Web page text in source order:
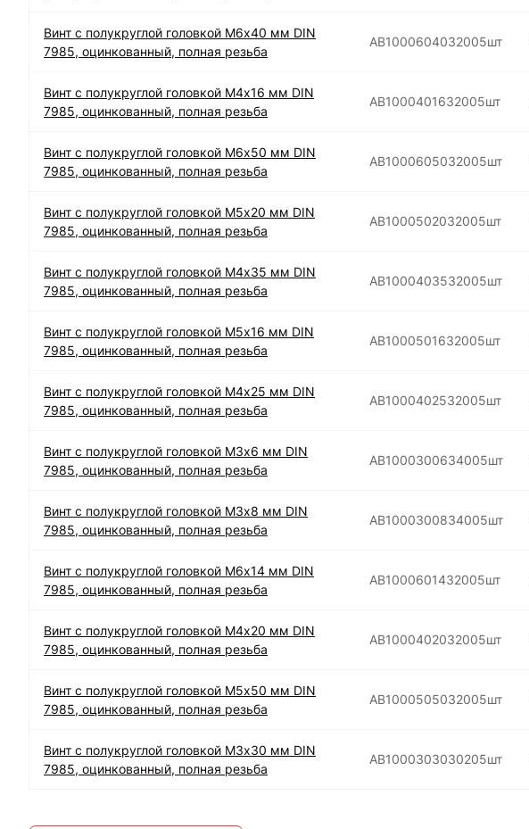
Винт с полукруглой головкой М6х40 мм DIN
7985, оцинкованный, полная резьба
АВ1000604032005шт
Винт с полукруглой головкой М4х16 мм DIN
7985, оцинкованный, полная резьба
АВ1000401632005шт
Винт с полукруглой головкой М6х50 мм DIN
7985, оцинкованный, полная резьба
АВ1000605032005шт
Винт с полукруглой головкой М5х20 мм DIN
7985, оцинкованный, полная резьба
АВ1000502032005шт
Винт с полукруглой головкой М4х35 мм DIN
7985, оцинкованный, полная резьба
АВ1000403532005шт
Винт с полукруглой головкой М5х16 мм DIN
7985, оцинкованный, полная резьба
АВ1000501632005шт
Винт с полукруглой головкой М4х25 мм DIN
7985, оцинкованный, полная резьба
АВ1000402532005шт
Винт с полукруглой головкой М3х6 мм DIN
7985, оцинкованный, полная резьба
АВ1000300634005шт
Винт с полукруглой головкой М3х8 мм DIN
7985, оцинкованный, полная резьба
АВ1000300834005шт
Винт с полукруглой головкой М6х14 мм DIN
7985, оцинкованный, полная резьба
АВ1000601432005шт
Винт с полукруглой головкой М4х20 мм DIN
7985, оцинкованный, полная резьба
АВ1000402032005шт
Винт с полукруглой головкой М5х50 мм DIN
7985, оцинкованный, полная резьба
АВ1000505032005шт
Винт с полукруглой головкой М3х30 мм DIN
7985, оцинкованный, полная резьба
АВ1000303030205шт